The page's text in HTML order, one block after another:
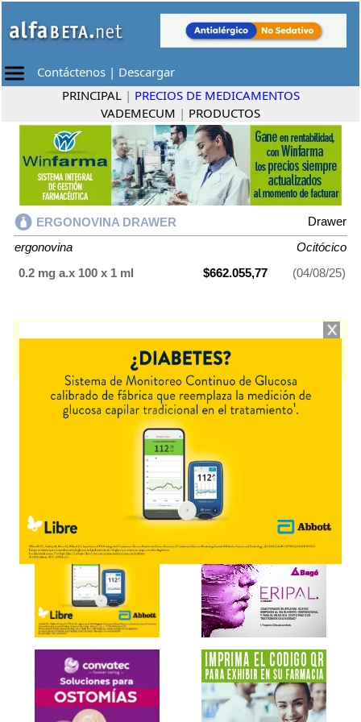
Contáctenos | Descargar
PRINCIPAL | PRECIOS DE MEDICAMENTOS
VADEMECUM | PRODUCTOS
ERGONOVINA DRAWER
Drawer
ergonovina
Ocitócico
0.2 mg a.x 100 x 1 ml
$662.055,77 (04/08/25)
. Es producido porDrawery cuenta con 1 presentación
Explorar más
Otros productos conergonovina
Otros productos deDrawer